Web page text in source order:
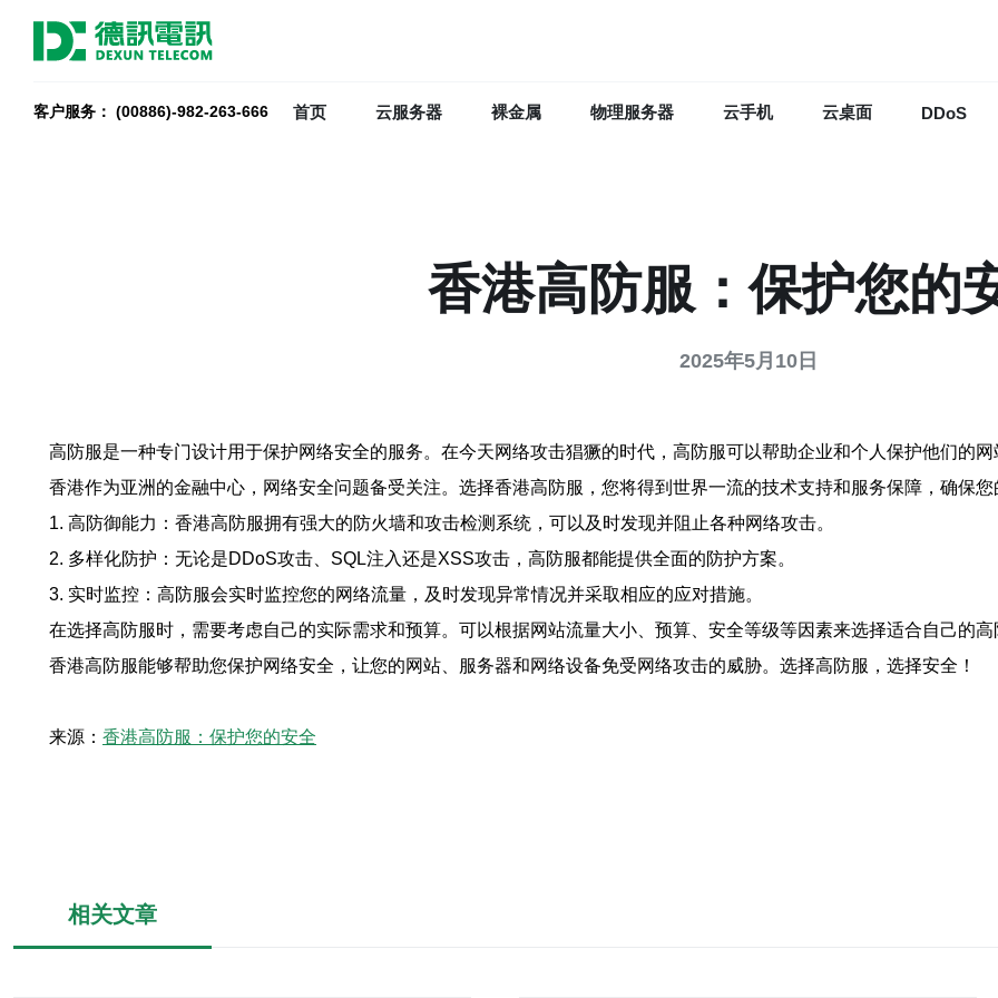
客户服务： (00886)-982-263-666 首页 云服务器 裸金属 物理服务器 云手机 云桌面 DDoS
香港高防服：保护您的
2025年5月10日
高防服是一种专门设计用于保护网络安全的服务。在今天网络攻击猖獗的时代，高防服可以帮助企业和个人保护他们的
香港作为亚洲的金融中心，网络安全问题备受关注。选择香港高防服，您将得到世界一流的技术支持和服务保障，确保您
1. 高防御能力：香港高防服拥有强大的防火墙和攻击检测系统，可以及时发现并阻止各种网络攻击。
2. 多样化防护：无论是DDoS攻击、SQL注入还是XSS攻击，高防服都能提供全面的防护方案。
3. 实时监控：高防服会实时监控您的网络流量，及时发现异常情况并采取相应的应对措施。
在选择高防服时，需要考虑自己的实际需求和预算。可以根据网站流量大小、预算、安全等级等因素来选择适合自己的高
香港高防服能够帮助您保护网络安全，让您的网站、服务器和网络设备免受网络攻击的威胁。选择高防服，选择安全！
来源： 香港高防服：保护您的安全
相关文章